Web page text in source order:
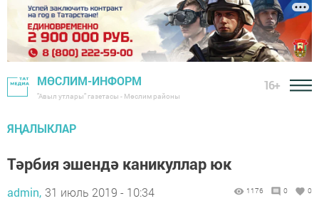
МӨСЛИМ-ИНФОРМ
"Авыл утлары" газетасы - Мөслим районы
16+
ЯҢАЛЫКЛАР
Тәрбия эшендә каникуллар юк
admin, 31 июль 2019 - 10:34 1176 0 0